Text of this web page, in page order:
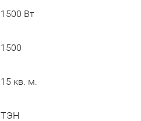
1500 Вт
1500
15 кв. м.
ТЭН